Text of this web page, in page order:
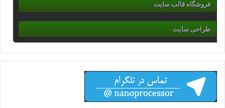
فروشگاه قالب سایت
طراحی سایت